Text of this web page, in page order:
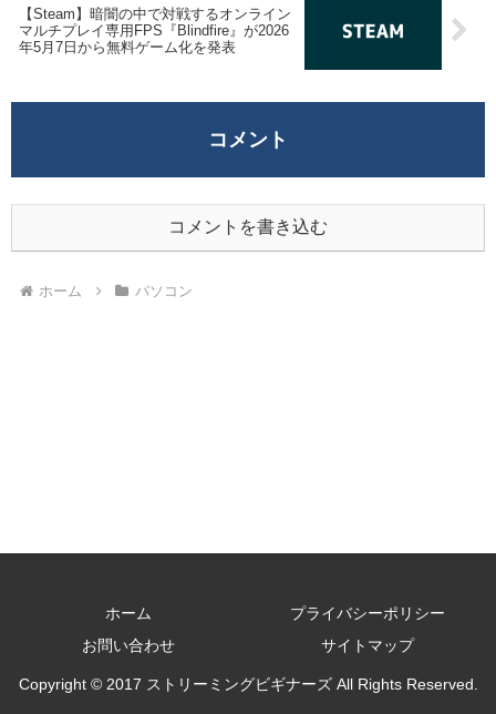
【Steam】暗闇の中で対戦するオンライン
マルチプレイ専用FPS『Blindfire』が2026
年5月7日から無料ゲーム化を発表
コメント
コメントを書き込む
ホーム パソコン
ホーム
プライバシーポリシー
お問い合わせ
サイトマップ
Copyright © 2017 ストリーミングビギナーズ All Rights Reserved.